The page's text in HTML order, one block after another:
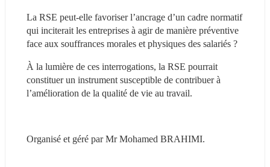
La RSE peut-elle favoriser l’ancrage d’un cadre normatif
qui inciterait les entreprises à agir de manière préventive
face aux souffrances morales et physiques des salariés ?
À la lumière de ces interrogations, la RSE pourrait
constituer un instrument susceptible de contribuer à
l’amélioration de la qualité de vie au travail.
Organisé et géré par Mr Mohamed BRAHIMI.